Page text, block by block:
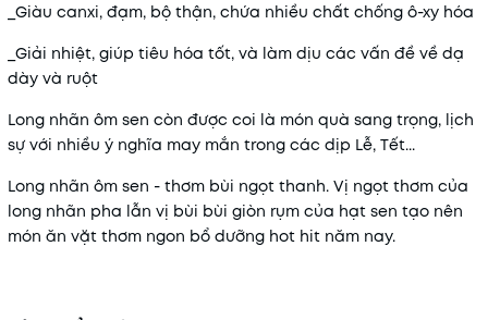
_Giàu canxi, đạm, bộ thận, chứa nhiều chất chống ô-xy hóa
_Giải nhiệt, giúp tiêu hóa tốt, và làm dịu các vấn đề về dạ
dày và ruột
Long nhãn ôm sen còn được coi là món quà sang trọng, lịch
sự với nhiều ý nghĩa may mắn trong các dịp Lễ, Tết...
Long nhãn ôm sen - thơm bùi ngọt thanh. Vị ngọt thơm của
long nhãn pha lẫn vị bùi bùi giòn rụm của hạt sen tạo nên
món ăn vặt thơm ngon bổ dưỡng hot hit năm nay.